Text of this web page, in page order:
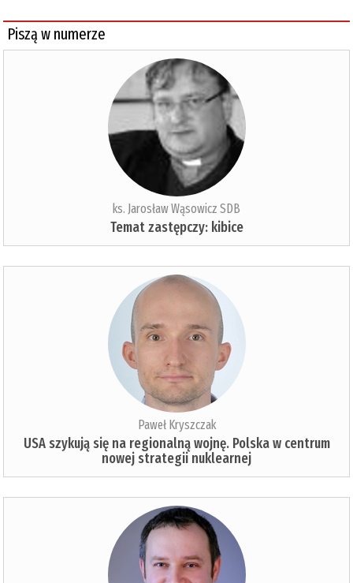
Piszą w numerze
ks. Jarosław Wąsowicz SDB
Temat zastępczy: kibice
Paweł Kryszczak
USA szykują się na regionalną wojnę. Polska w centrum
nowej strategii nuklearnej